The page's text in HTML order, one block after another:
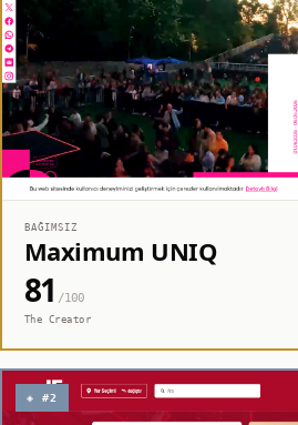
BAĞIMSIZ
Maximum UNIQ
81 /100
The Creator
◈ #2